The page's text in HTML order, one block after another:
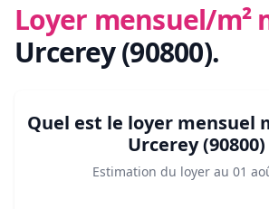
Loyer mensuel/m²
Urcerey (90800).
Quel est le loyer mensuel
Urcerey (90800)
Estimation du loyer au 01